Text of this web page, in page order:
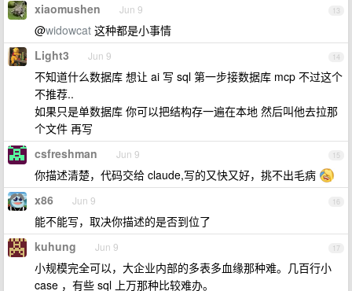
13
xiaomushen Jun 9
@widowcat 这种都是小事情
14
Light3 Jun 9
不知道什么数据库 想让 ai 写 sql 第一步接数据库 mcp 不过这个
不推荐..
如果只是单数据库 你可以把结构存一遍在本地 然后叫他去拉那
个文件 再写
15
csfreshman Jun 9
你描述清楚，代码交给 claude,写的又快又好，挑不出毛病
16
x86 Jun 9
能不能写，取决你描述的是否到位了
17
kuhung Jun 9
小规模完全可以，大企业内部的多表多血缘那种难。几百行小
case ，有些 sql 上万那种比较难办。